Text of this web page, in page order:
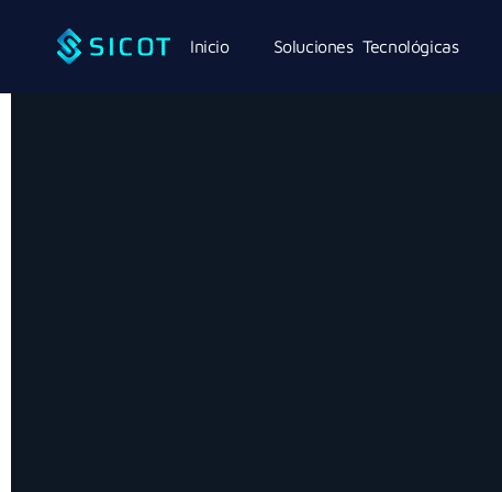
Inicio Soluciones Tecnológicas